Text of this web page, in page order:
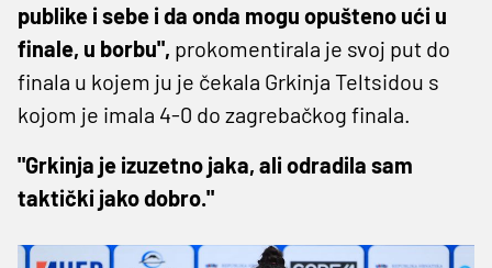
publike i sebe i da onda mogu opušteno ući u
finale, u borbu", prokomentirala je svoj put do
finala u kojem ju je čekala Grkinja Teltsidou s
kojom je imala 4-0 do zagrebačkog finala.
"Grkinja je izuzetno jaka, ali odradila sam
taktički jako dobro."